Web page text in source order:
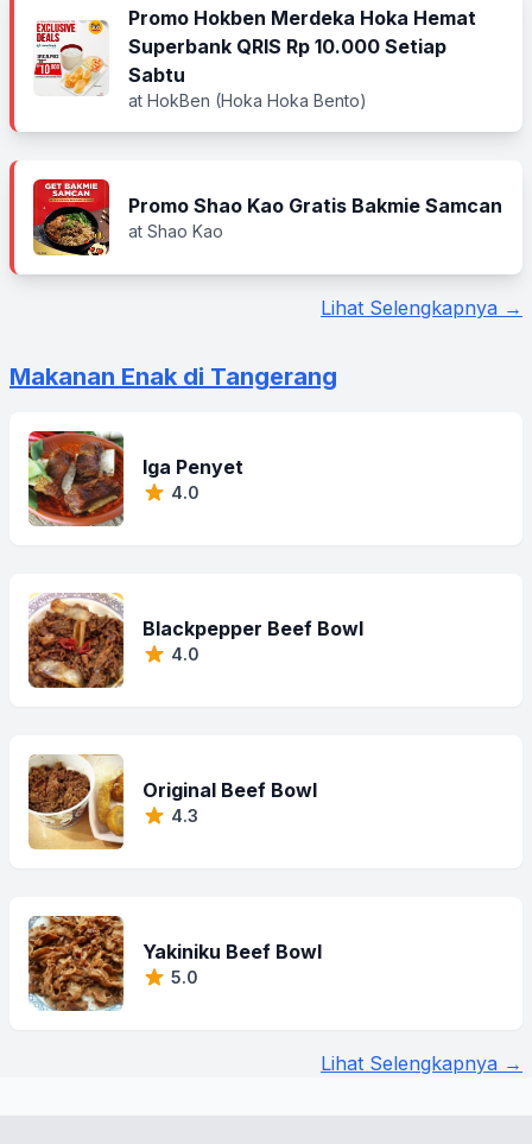
Promo Hokben Merdeka Hoka Hemat
Superbank QRIS Rp 10.000 Setiap
Sabtu
at HokBen (Hoka Hoka Bento)
Promo Shao Kao Gratis Bakmie Samcan
at Shao Kao
Lihat Selengkapnya →
Makanan Enak di Tangerang
Iga Penyet
4.0
Blackpepper Beef Bowl
4.0
Original Beef Bowl
4.3
Yakiniku Beef Bowl
5.0
Lihat Selengkapnya →